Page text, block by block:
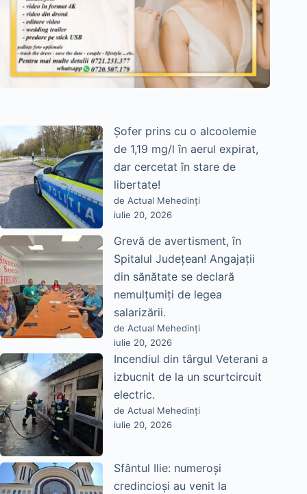
Șofer prins cu o alcoolemie
de 1,19 mg/l în aerul expirat,
dar cercetat în stare de
libertate!
de Actual Mehedinți
iulie 20, 2026
Grevă de avertisment, în
Spitalul Județean! Angajații
din sănătate se declară
nemulțumiți de legea
salarizării.
de Actual Mehedinți
iulie 20, 2026
Incendiul din târgul Veterani a
izbucnit de la un scurtcircuit
electric.
de Actual Mehedinți
iulie 20, 2026
Sfântul Ilie: numeroși
credincioși au venit la